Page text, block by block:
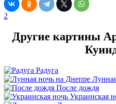
2
Другие картины
Радуга
После дождя
Украинская